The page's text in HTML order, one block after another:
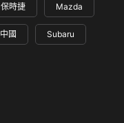
保時捷 Mazda
中國 Subaru